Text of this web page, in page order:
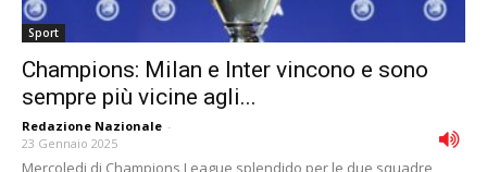
Sport
Champions: Milan e Inter vincono e sono
sempre più vicine agli...
Redazione Nazionale -
23 Gennaio 2025